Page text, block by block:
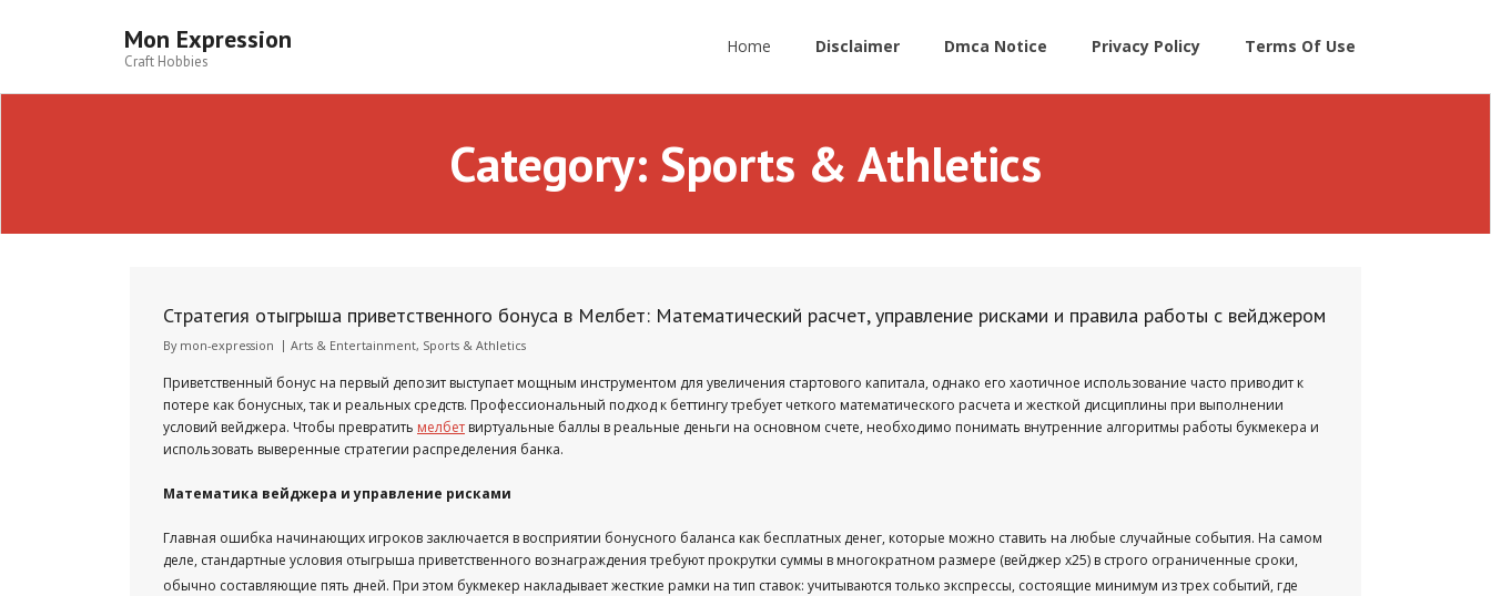
Mon Expression
Craft Hobbies
Home Disclaimer Dmca Notice Privacy Policy Terms Of Use
Category: Sports & Athletics
Стратегия отыгрыша приветственного бонуса в Мелбет: Математический расчет, управление рисками и правила работы с вейджером
By mon-expression Arts & Entertainment, Sports & Athletics
Приветственный бонус на первый депозит выступает мощным инструментом для увеличения стартового капитала, однако его хаотичное использование часто приводит к
потере как бонусных, так и реальных средств. Профессиональный подход к беттингу требует четкого математического расчета и жесткой дисциплины при выполнении
условий вейджера. Чтобы превратить мелбет виртуальные баллы в реальные деньги на основном счете, необходимо понимать внутренние алгоритмы работы букмекера и
использовать выверенные стратегии распределения банка.
Математика вейджера и управление рисками
Главная ошибка начинающих игроков заключается в восприятии бонусного баланса как бесплатных денег, которые можно ставить на любые случайные события. На самом
деле, стандартные условия отыгрыша приветственного вознаграждения требуют прокрутки суммы в многократном размере (вейджер х25) в строго ограниченные сроки,
обычно составляющие пять дней. При этом букмекер накладывает жесткие рамки на тип ставок: учитываются только экспрессы, состоящие минимум из трех событий, где